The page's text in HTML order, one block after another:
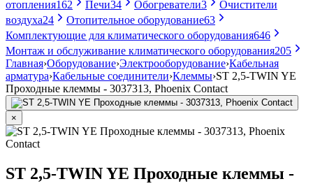
отопления162 Печи34 Обогреватели3
Очистители
воздуха24 Отопительное оборудование63
Комплектующие для климатического оборудования646
Монтаж и обслуживание климатического оборудования205
Главная›Оборудование›Электрооборудование›Кабельная
арматура›Кабельные соединители›Клеммы›ST 2,5-TWIN YE
Проходные клеммы - 3037313, Phoenix Contact
×
ST 2,5-TWIN YE Проходные клеммы -